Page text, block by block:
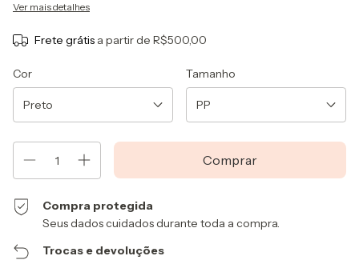
Ver mais detalhes
Frete grátis a partir de R$500,00
Cor Tamanho
Compra protegida
Seus dados cuidados durante toda a compra.
Trocas e devoluções